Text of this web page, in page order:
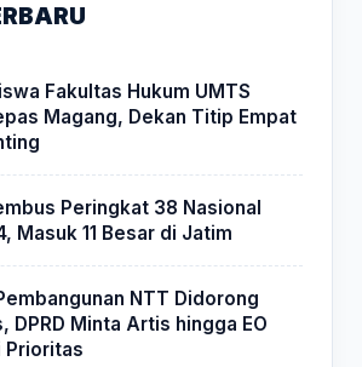
Fakultas Hukum UMTS
Magang, Dekan Titip Empat
Peringkat 38 Nasional
Masuk 11 Besar di Jatim
NTT Didorong
DPRD Minta Artis hingga EO
Prioritas